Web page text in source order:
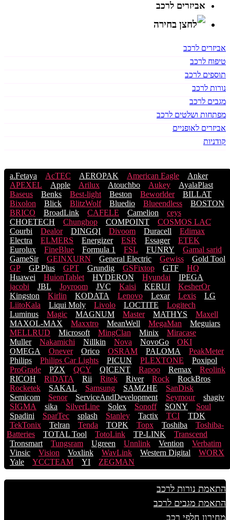
אביזרים לרכב
אביזרים לרכב
טיפוח לרכב
תוספים לרכב
נורות לרכב
מגבים לרכב
מפתחות ושלטים לרכב
אביזרים לאופניים
קודניות
a.Fetaya AcTEC AEROPAK American Eagle
Anker
APEXEL
Apple Arilux Atouchbo Aukey
AyalaPlast
Baseus
Benks Best-light Beston Beworlder
BILLAT
Bixolon
Blick BlitzWolf Bluedio Blueendless
BOSTON
BRICO
BroadLink CAFELE Camelion
ceys
CHOETECH
Chunghop COMPOINT
COSMOS LACֹ
Courbi
Dealor DINGQI Divoom Duracell
Edimax
Electra
ELMERS Energizer ESR Essager
ETEK
Eurolux
FineBlue Formula 1 FSL FUNRY
Gamal sarid
GameSir
GEINXURN General Electric Gewiss
Gold Tool
GP
GP Plus GPT Grundig GSFixtop GTF
HQ
Huawei
HuionTablet HYDERON Hyundai
IPEGA
jacobi
JBL Joyroom JVC Kaisi KERUI
KesherOr
Kingston
Kirlin KODATA Lenovo Lexar Lexis
LG
LiitoKala
Liqui Moly Livolo LOCTITE
Logitech
Luminus
Magic MAGNUM Master MATHYS
Maxell
MAXOL-MAX
Maxxtro MeanWell MegaMan
Meguiars
MELLRUD
Microsoft MingClan Minix
Miracase
Muller
Nakamichi Nillkin Nova NovoGo
OKI
OMEGA
Onever Orico OSRAM PALOMA
PeakMeter
Philips
Philips Car Lights PICUN PLEXTONE
Poxipol
ProGrade
PZX QCY QICENT Rapoo Remax
Reolink
RICOH
RiDATA Rii Ritek River Rock
RockBros
Rocketek
SAKAL Samsung SAMZHE
SanDisk
Semicom
Senor ServiceAndDevelopment Seymour
shagiv
SIGMA
sika SilverLine Solex Sonoff SONY
Soul
Spadini
SparTec splash Stanley Tactix TCI
TDK
TekTonix
Telran Tenda TOPK Topx Toshiba
Toshiba-
Batteries
TOTAL Tool TotoLink TP-LINK
Transcend
Tronsmart
Tungsram Ugreen Unnlink Vention
Verbatim
Vinsic
Vision Voxlink WavLink Western Digital
WORX
Yale
YCCTEAM YI ZEGMAN
התאמת נורות לרכב
התאמת מגבים לרכב
מחירון חלפי רכב